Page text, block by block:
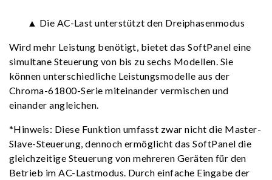
▲ Die AC-Last unterstützt den Dreiphasenmodus
Wird mehr Leistung benötigt, bietet das SoftPanel eine
simultane Steuerung von bis zu sechs Modellen. Sie
können unterschiedliche Leistungsmodelle aus der
Chroma-61800-Serie miteinander vermischen und
einander angleichen.
*Hinweis: Diese Funktion umfasst zwar nicht die Master-
Slave-Steuerung, dennoch ermöglicht das SoftPanel die
gleichzeitige Steuerung von mehreren Geräten für den
Betrieb im AC-Lastmodus. Durch einfache Eingabe der